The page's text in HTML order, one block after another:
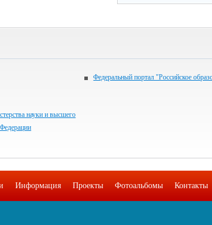
Федеральный портал "Российское
науки и высшего
Информация Проекты Фотоальбомы Контакты